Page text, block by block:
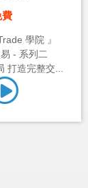
費
學院 』
- 系列二
打造完整交...